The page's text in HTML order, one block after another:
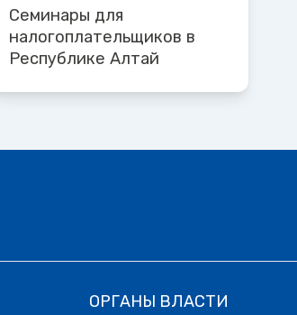
Семинары для
налогоплательщиков в
Республике Алтай
ОРГАНЫ ВЛАСТИ